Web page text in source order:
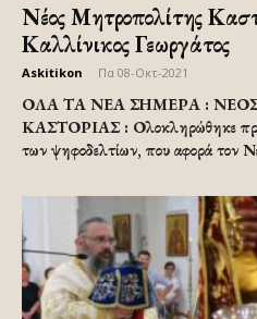
Νέος Μητροπολίτης
Καλλίνικος Γεωργάτος
Askitikon Πα 08-Οκτ-2021
ΟΛΑ ΤΑ ΝΕΑ ΣΗΜΕΡΑ :
ΚΑΣΤΟΡΙΑΣ : Ολοκληρώθηκε
των ψηφοδελτίων, που αφορά τον